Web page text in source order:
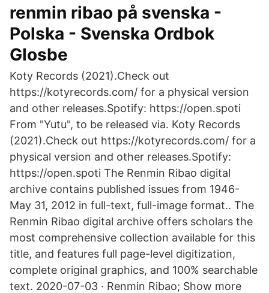
renmin ribao på svenska -
Polska - Svenska Ordbok
Glosbe
Koty Records (2021).Check out
https://kotyrecords.com/ for a physical version
and other releases.Spotify: https://open.spoti
From "Yutu", to be released via. Koty Records
(2021).Check out https://kotyrecords.com/ for a
physical version and other releases.Spotify:
https://open.spoti The Renmin Ribao digital
archive contains published issues from 1946-
May 31, 2012 in full-text, full-image format.. The
Renmin Ribao digital archive offers scholars the
most comprehensive collection available for this
title, and features full page-level digitization,
complete original graphics, and 100% searchable
text. 2020-07-03 · Renmin Ribao; Show more